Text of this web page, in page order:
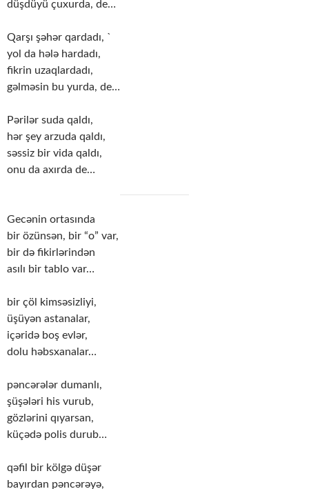
düşdüyü çuxurda, de…
Qarşı şəhər qardadı, `
yol da hələ hardadı,
fikrin uzaqlardadı,
gəlməsin bu yurda, de…
Pərilər suda qaldı,
hər şey arzuda qaldı,
səssiz bir vida qaldı,
onu da axırda de…
Gecənin ortasında
bir özünsən, bir “o” var,
bir də fikirlərindən
asılı bir tablo var…
bir çöl kimsəsizliyi,
üşüyən astanalar,
içəridə boş evlər,
dolu həbsxanalar…
pəncərələr dumanlı,
şüşələri his vurub,
gözlərini qıyarsan,
küçədə polis durub…
qəfil bir kölgə düşər
bayırdan pəncərəyə,